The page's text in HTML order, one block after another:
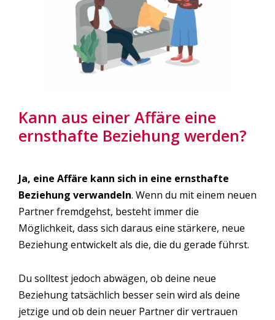
Kann aus einer Affäre eine
ernsthafte Beziehung werden?
Ja, eine Affäre kann sich in eine ernsthafte
Beziehung verwandeln. Wenn du mit einem neuen
Partner fremdgehst, besteht immer die
Möglichkeit, dass sich daraus eine stärkere, neue
Beziehung entwickelt als die, die du gerade führst.
Du solltest jedoch abwägen, ob deine neue
Beziehung tatsächlich besser sein wird als deine
jetzige und ob dein neuer Partner dir vertrauen